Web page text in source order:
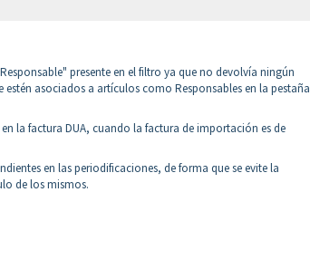
presente en el filtro ya que no devolvía ningún
asociados a artículos como Responsables en la pestaña
la factura DUA, cuando la factura de importación es de
en las periodificaciones, de forma que se evite la
de los mismos.